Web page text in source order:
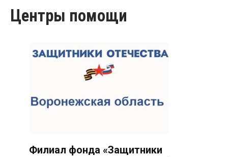
Центры помощи
Филиал фонда «Защитники